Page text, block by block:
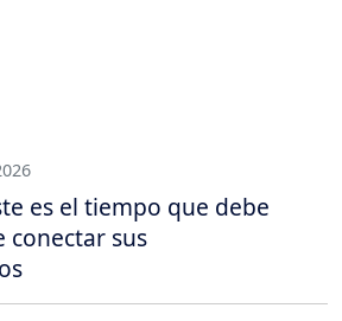
es el tiempo que debe
conectar sus